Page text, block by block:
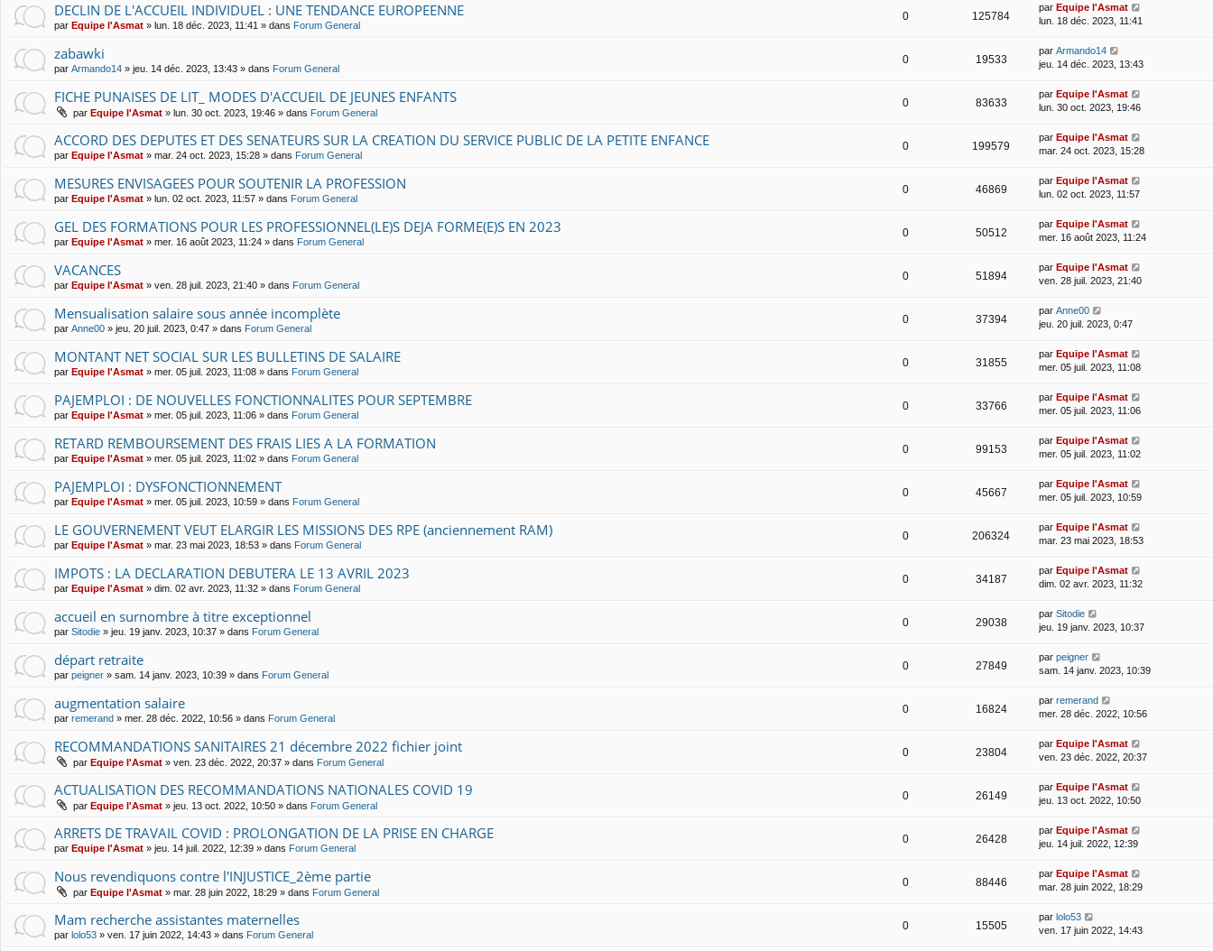
DECLIN DE L'ACCUEIL INDIVIDUEL : UNE TENDANCE EUROPEENNE
par Equipe l'Asmat » lun. 18 déc. 2023, 11:41 » dans Forum General
0 125784
par Equipe l'Asmat
lun. 18 déc. 2023, 11:41
zabawki
par Armando14 » jeu. 14 déc. 2023, 13:43 » dans Forum General
0 19533
par Armando14
jeu. 14 déc. 2023, 13:43
FICHE PUNAISES DE LIT_ MODES D'ACCUEIL DE JEUNES ENFANTS
par Equipe l'Asmat » lun. 30 oct. 2023, 19:46 » dans Forum General
0 83633
par Equipe l'Asmat
lun. 30 oct. 2023, 19:46
ACCORD DES DEPUTES ET DES SENATEURS SUR LA CREATION DU SERVICE PUBLIC DE LA PETITE ENFANCE
par Equipe l'Asmat » mar. 24 oct. 2023, 15:28 » dans Forum General
0 199579
par Equipe l'Asmat
mar. 24 oct. 2023, 15:28
MESURES ENVISAGEES POUR SOUTENIR LA PROFESSION
par Equipe l'Asmat » lun. 02 oct. 2023, 11:57 » dans Forum General
0 46869
par Equipe l'Asmat
lun. 02 oct. 2023, 11:57
GEL DES FORMATIONS POUR LES PROFESSIONNEL(LE)S DEJA FORME(E)S EN 2023
par Equipe l'Asmat » mer. 16 août 2023, 11:24 » dans Forum General
0 50512
par Equipe l'Asmat
mer. 16 août 2023, 11:24
VACANCES
par Equipe l'Asmat » ven. 28 juil. 2023, 21:40 » dans Forum General
0 51894
par Equipe l'Asmat
ven. 28 juil. 2023, 21:40
Mensualisation salaire sous année incomplète
par Anne00 » jeu. 20 juil. 2023, 0:47 » dans Forum General
0 37394
par Anne00
jeu. 20 juil. 2023, 0:47
MONTANT NET SOCIAL SUR LES BULLETINS DE SALAIRE
par Equipe l'Asmat » mer. 05 juil. 2023, 11:08 » dans Forum General
0 31855
par Equipe l'Asmat
mer. 05 juil. 2023, 11:08
PAJEMPLOI : DE NOUVELLES FONCTIONNALITES POUR SEPTEMBRE
par Equipe l'Asmat » mer. 05 juil. 2023, 11:06 » dans Forum General
0 33766
par Equipe l'Asmat
mer. 05 juil. 2023, 11:06
RETARD REMBOURSEMENT DES FRAIS LIES A LA FORMATION
par Equipe l'Asmat » mer. 05 juil. 2023, 11:02 » dans Forum General
0 99153
par Equipe l'Asmat
mer. 05 juil. 2023, 11:02
PAJEMPLOI : DYSFONCTIONNEMENT
par Equipe l'Asmat » mer. 05 juil. 2023, 10:59 » dans Forum General
0 45667
par Equipe l'Asmat
mer. 05 juil. 2023, 10:59
LE GOUVERNEMENT VEUT ELARGIR LES MISSIONS DES RPE (anciennement RAM)
par Equipe l'Asmat » mar. 23 mai 2023, 18:53 » dans Forum General
0 206324
par Equipe l'Asmat
mar. 23 mai 2023, 18:53
IMPOTS : LA DECLARATION DEBUTERA LE 13 AVRIL 2023
par Equipe l'Asmat » dim. 02 avr. 2023, 11:32 » dans Forum General
0 34187
par Equipe l'Asmat
dim. 02 avr. 2023, 11:32
accueil en surnombre à titre exceptionnel
par Sitodie » jeu. 19 janv. 2023, 10:37 » dans Forum General
0 29038
par Sitodie
jeu. 19 janv. 2023, 10:37
départ retraite
par peigner » sam. 14 janv. 2023, 10:39 » dans Forum General
0 27849
par peigner
sam. 14 janv. 2023, 10:39
augmentation salaire
par remerand » mer. 28 déc. 2022, 10:56 » dans Forum General
0 16824
par remerand
mer. 28 déc. 2022, 10:56
RECOMMANDATIONS SANITAIRES 21 décembre 2022 fichier joint
par Equipe l'Asmat » ven. 23 déc. 2022, 20:37 » dans Forum General
0 23804
par Equipe l'Asmat
ven. 23 déc. 2022, 20:37
ACTUALISATION DES RECOMMANDATIONS NATIONALES COVID 19
par Equipe l'Asmat » jeu. 13 oct. 2022, 10:50 » dans Forum General
0 26149
par Equipe l'Asmat
jeu. 13 oct. 2022, 10:50
ARRETS DE TRAVAIL COVID : PROLONGATION DE LA PRISE EN CHARGE
par Equipe l'Asmat » jeu. 14 juil. 2022, 12:39 » dans Forum General
0 26428
par Equipe l'Asmat
jeu. 14 juil. 2022, 12:39
Nous revendiquons contre l'INJUSTICE_2ème partie
par Equipe l'Asmat » mar. 28 juin 2022, 18:29 » dans Forum General
0 88446
par Equipe l'Asmat
mar. 28 juin 2022, 18:29
Mam recherche assistantes maternelles
par lolo53 » ven. 17 juin 2022, 14:43 » dans Forum General
0 15505
par lolo53
ven. 17 juin 2022, 14:43